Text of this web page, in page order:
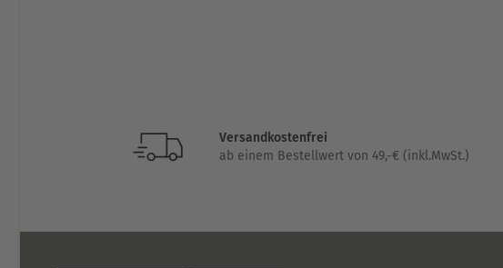
werden
Versandkostenfrei
ab einem Bestellwert von 49,-€ (inkl.MwSt.)